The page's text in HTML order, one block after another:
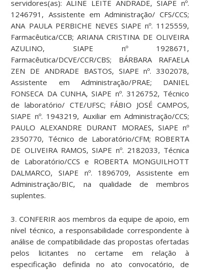
servidores(as): ALINE LEITE ANDRADE, SIAPE nº.
1246791, Assistente em Administração/ CFS/CCS;
ANA PAULA PERBICHE NEVES SIAPE nº. 1125559,
Farmacêutica/CCB; ARIANA CRISTINA DE OLIVEIRA
AZULINO, SIAPE nº 1928671,
Farmacêutica/DCVE/CCR/CBS; BÁRBARA RAFAELA
ZEN DE ANDRADE BASTOS, SIAPE nº. 3302078,
Assistente em Administração/PRAE; DANIEL
FONSECA DA CUNHA, SIAPE nº. 3126752, Técnico
de laboratório/ CTE/UFSC; FÁBIO JOSÉ CAMPOS,
SIAPE nº. 1943219, Auxiliar em Administração/CCS;
PAULO ALEXANDRE DURANT MORAES, SIAPE nº
2350770, Técnico de Laboratório/CFM; ROBERTA
DE OLIVEIRA RAMOS, SIAPE nº. 2182033, Técnica
de Laboratório/CCS e ROBERTA MONGUILHOTT
DALMARCO, SIAPE nº. 1896709, Assistente em
Administração/BIC, na qualidade de membros
suplentes.
3. CONFERIR aos membros da equipe de apoio, em
nível técnico, a responsabilidade correspondente à
análise de compatibilidade das propostas ofertadas
pelos licitantes no certame em relação à
especificação definida no ato convocatório, de